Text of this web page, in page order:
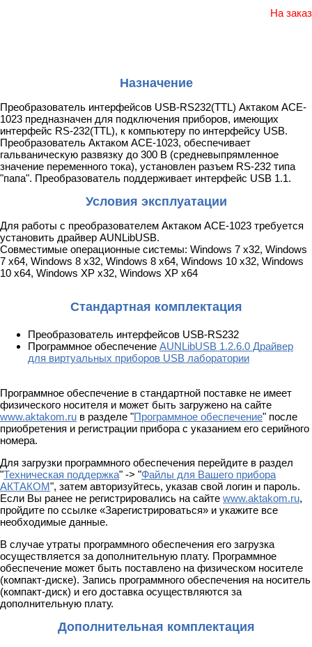
На заказ
Назначение
Преобразователь интерфейсов USB-RS232(TTL) Актаком ACE-
1023 предназначен для подключения приборов, имеющих
интерфейс RS-232(TTL), к компьютеру по интерфейсу USB.
Преобразователь Актаком ACE-1023, обеспечивает
гальваническую развязку до 300 B (средневыпрямленное
значение переменного тока), установлен разъем RS-232 типа
"папа". Преобразователь поддерживает интерфейс USB 1.1.
Условия эксплуатации
Для работы с преобразователем Актаком ACE-1023 требуется
установить драйвер AUNLibUSB.
Совместимые операционные системы: Windows 7 x32, Windows
7 x64, Windows 8 x32, Windows 8 x64, Windows 10 x32, Windows
10 x64, Windows XP x32, Windows XP x64
Стандартная комплектация
Преобразователь интерфейсов USB-RS232
Программное обеспечение AUNLibUSB 1.2.6.0 Драйвер
для виртуальных приборов USB лаборатории
Программное обеспечение в стандартной поставке не имеет
физического носителя и может быть загружено на сайте
www.aktakom.ru в разделе "Программное обеспечение" после
приобретения и регистрации прибора с указанием его серийного
номера.
Для загрузки программного обеспечения перейдите в раздел
"Техническая поддержка" -> "Файлы для Вашего прибора
АКТАКОМ", затем авторизуйтесь, указав свой логин и пароль.
Если Вы ранее не регистрировались на сайте www.aktakom.ru,
пройдите по ссылке «Зарегистрироваться» и укажите все
необходимые данные.
В случае утраты программного обеспечения его загрузка
осуществляется за дополнительную плату. Программное
обеспечение может быть поставлено на физическом носителе
(компакт-диске). Запись программного обеспечения на носитель
(компакт-диск) и его доставка осуществляются за
дополнительную плату.
Дополнительная комплектация